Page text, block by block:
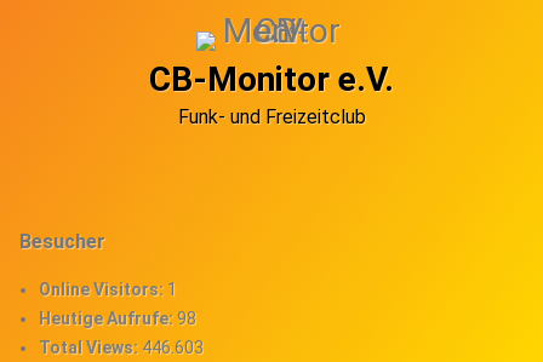
CB-Monitor e.V.
Funk- und Freizeitclub
Besucher
Online Visitors: 1
Heutige Aufrufe:98
Total Views: 446.603